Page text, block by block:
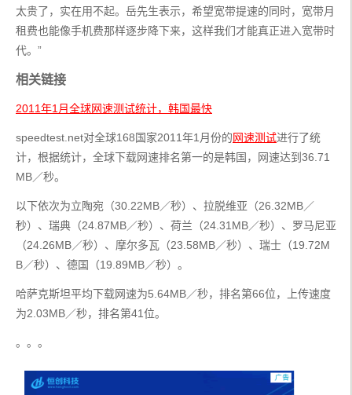
太贵了，实在用不起。岳先生表示，希望宽带提速的同时，宽带月
租费也能像手机费那样逐步降下来，这样我们才能真正进入宽带时
代。”
相关链接
2011年1月全球网速测试统计，韩国最快
speedtest.net对全球168国家2011年1月份的网速测试进行了统
计，根据统计，全球下载网速排名第一的是韩国，网速达到36.71
MB／秒。
以下依次为立陶宛（30.22MB／秒）、拉脱维亚（26.32MB／
秒）、瑞典（24.87MB／秒）、荷兰（24.31MB／秒）、罗马尼亚
（24.26MB／秒）、摩尔多瓦（23.58MB／秒）、瑞士（19.72M
B／秒）、德国（19.89MB／秒）。
哈萨克斯坦平均下载网速为5.64MB／秒，排名第66位，上传速度
为2.03MB／秒，排名第41位。
。。。